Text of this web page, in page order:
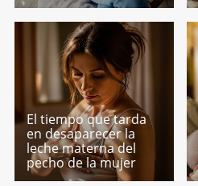
El tiempo que tarda
en desaparecer la
leche materna del
pecho de la mujer